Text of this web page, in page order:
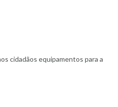
cidadãos equipamentos para a